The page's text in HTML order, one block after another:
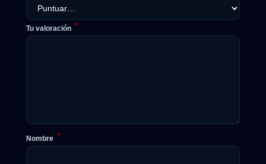
Tu valoración *
Nombre *